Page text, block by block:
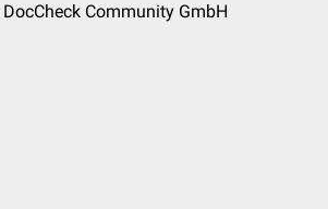
DocCheck Community GmbH